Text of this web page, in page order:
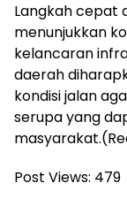
Langkah cepat
menunjukkan
kelancaran
daerah
kondisi jalan
serupa yang
Post Views: 479